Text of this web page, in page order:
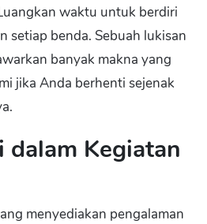
waktu untuk berdiri
setiap benda. Sebuah lukisan
banyak makna yang
jika Anda berhenti sejenak
dalam Kegiatan
menyediakan pengalaman